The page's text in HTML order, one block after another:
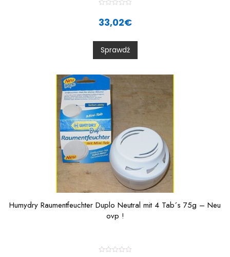
a
t
0
o
u
t
33,02€
Sprawdź
Humydry Raumentfeuchter Duplo Neutral mit 4 Tab´s 75g – Neu
ovp !